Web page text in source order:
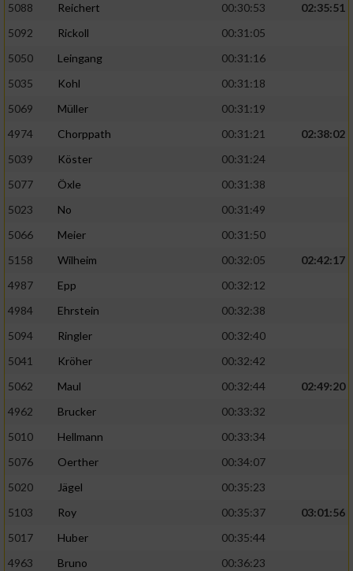
5088
Reichert 00:30:53
02:35:51
5092
Rickoll
00:31:05
5050
Leingang
00:31:16
5035
Kohl
00:31:18
5069
Müller
00:31:19
4974
Chorppath 00:31:21
02:38:02
5039
Köster
00:31:24
5077
Öxle
00:31:38
5023
No
00:31:49
5066
Meier
00:31:50
5158
Wilheim 00:32:05
02:42:17
4987
Epp
00:32:12
4984
Ehrstein
00:32:38
5094
Ringler
00:32:40
5041
Kröher
00:32:42
5062
Maul 00:32:44
02:49:20
4962
Brucker
00:33:32
5010
Hellmann
00:33:34
5076
Oerther
00:34:07
5020
Jägel
00:35:23
5103
Roy 00:35:37
03:01:56
5017
Huber
00:35:44
4963
Bruno
00:36:23